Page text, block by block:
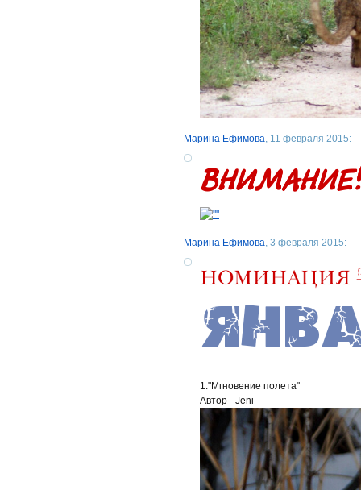
Марина Ефимова, 11 февраля 2015:
Марина Ефимова, 3 февраля 2015:
1."Мгновение полета"
Автор - Jeni